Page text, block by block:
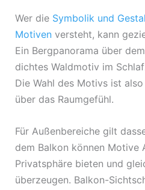
Wer die Symbolik und
Motivenversteht, kann
Ein Bergpanorama über
dichtes Waldmotiv im
Die Wahl des Motivs ist
über das Raumgefühl.
Für Außenbereiche gilt
dem Balkon können Motive
Privatsphäre bieten und
überzeugen. Balkon-